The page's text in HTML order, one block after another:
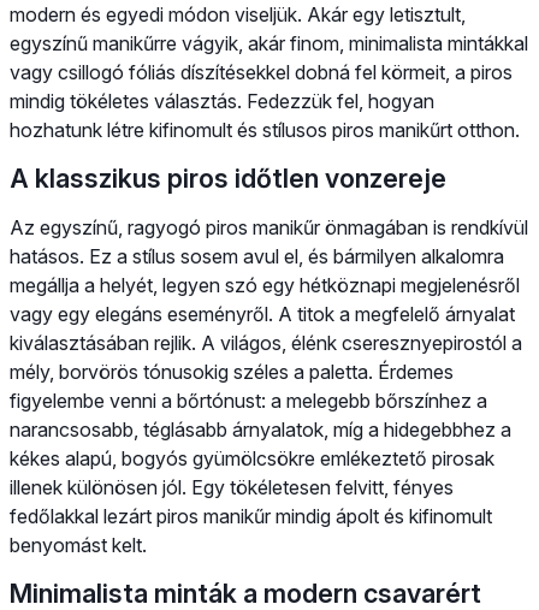
modern és egyedi módon viseljük. Akár egy letisztult,
egyszínű manikűrre vágyik, akár finom, minimalista mintákkal
vagy csillogó fóliás díszítésekkel dobná fel körmeit, a piros
mindig tökéletes választás. Fedezzük fel, hogyan
hozhatunk létre kifinomult és stílusos piros manikűrt otthon.
A klasszikus piros időtlen vonzereje
Az egyszínű, ragyogó piros manikűr önmagában is rendkívül
hatásos. Ez a stílus sosem avul el, és bármilyen alkalomra
megállja a helyét, legyen szó egy hétköznapi megjelenésről
vagy egy elegáns eseményről. A titok a megfelelő árnyalat
kiválasztásában rejlik. A világos, élénk cseresznyepirostól a
mély, borvörös tónusokig széles a paletta. Érdemes
figyelembe venni a bőrtónust: a melegebb bőrszínhez a
narancsosabb, téglásabb árnyalatok, míg a hidegebbhez a
kékes alapú, bogyós gyümölcsökre emlékeztető pirosak
illenek különösen jól. Egy tökéletesen felvitt, fényes
fedőlakkal lezárt piros manikűr mindig ápolt és kifinomult
benyomást kelt.
Minimalista minták a modern csavarért